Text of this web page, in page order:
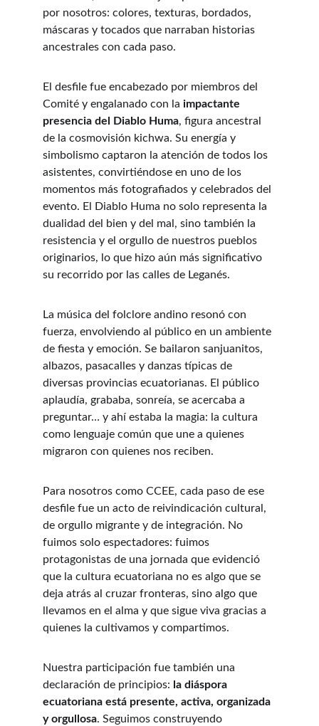
por nosotros: colores, texturas, bordados,
máscaras y tocados que narraban historias
ancestrales con cada paso.
El desfile fue encabezado por miembros del
Comité y engalanado con la impactante
presencia del Diablo Huma, figura ancestral
de la cosmovisión kichwa. Su energía y
simbolismo captaron la atención de todos los
asistentes, convirtiéndose en uno de los
momentos más fotografiados y celebrados del
evento. El Diablo Huma no solo representa la
dualidad del bien y del mal, sino también la
resistencia y el orgullo de nuestros pueblos
originarios, lo que hizo aún más significativo
su recorrido por las calles de Leganés.
La música del folclore andino resonó con
fuerza, envolviendo al público en un ambiente
de fiesta y emoción. Se bailaron sanjuanitos,
albazos, pasacalles y danzas típicas de
diversas provincias ecuatorianas. El público
aplaudía, grababa, sonreía, se acercaba a
preguntar… y ahí estaba la magia: la cultura
como lenguaje común que une a quienes
migraron con quienes nos reciben.
Para nosotros como CCEE, cada paso de ese
desfile fue un acto de reivindicación cultural,
de orgullo migrante y de integración. No
fuimos solo espectadores: fuimos
protagonistas de una jornada que evidenció
que la cultura ecuatoriana no es algo que se
deja atrás al cruzar fronteras, sino algo que
llevamos en el alma y que sigue viva gracias a
quienes la cultivamos y compartimos.
Nuestra participación fue también una
declaración de principios: la diáspora
ecuatoriana está presente, activa, organizada
y orgullosa. Seguimos construyendo